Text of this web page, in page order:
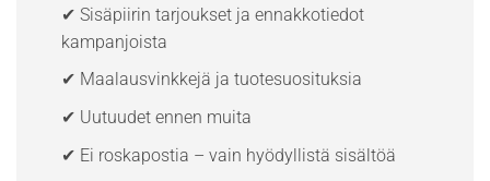
✔ Sisäpiirin tarjoukset ja ennakkotiedot
kampanjoista
✔ Maalausvinkkejä ja tuotesuosituksia
✔ Uutuudet ennen muita
✔ Ei roskapostia – vain hyödyllistä sisältöä